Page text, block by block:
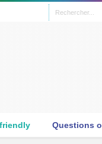
Questions